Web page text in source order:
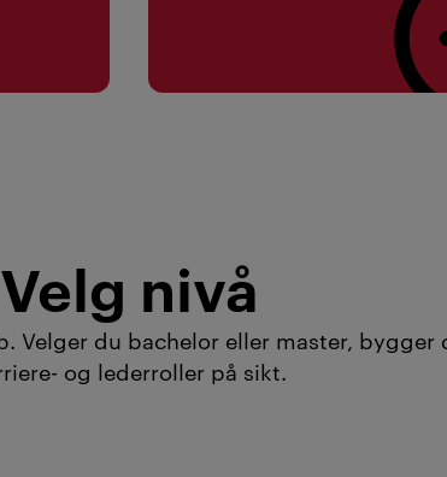
Velg nivå
Velger du bachelor eller master,
og lederroller på sikt.